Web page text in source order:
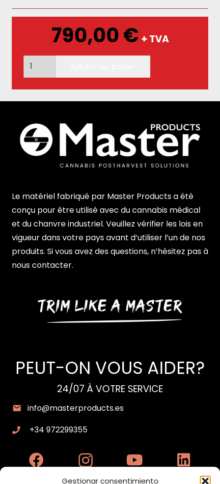
Gestionar consentimiento
790,00€ + TVA
quantité
de
MT
POCKET
Le matériel fabriqué par Master Products a été
conçu pour être utilisé avec du cannabis médical
et du chanvre industriel. Veuillez vérifier les lois en
vigueur dans votre pays avant d’utiliser l’un de nos
produits. Si vous avez des questions, n’hésitez pas à
nous contacter.
PEUT-ON VOUS AIDER?
24/07 À VOTRE SERVICE
info@masterproducts.es
+34 972299355